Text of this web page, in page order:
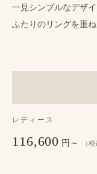
レディース
116,600 円～ （税
一見シンプルな​デザ
ふたりの​リングを​重